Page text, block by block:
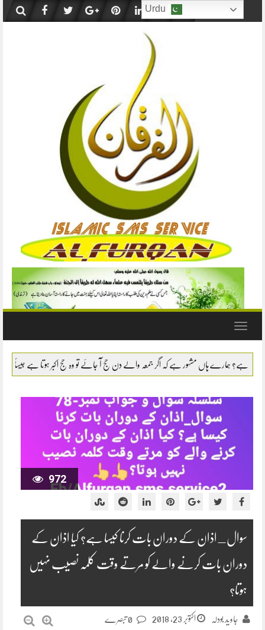
content
Toggle
سوال- نماز میں سانپ یا بچھو وغیرہ کو مارنا یا اشارتاً کسی کام سے روکنا کیسا
972
سوال_اذان کے دوران بات کرنا کیسا ہے؟ کیا اذان کے
دوران بات کرنے والے کو مرتے وقت کلمہ نصیب نہیں
ہوتا؟
جاوید بودلہ اکتوبر 23, 2018